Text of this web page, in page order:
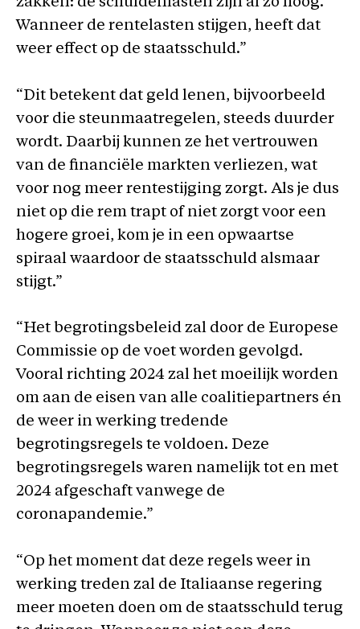
Wanneer de rentelasten stijgen, heeft dat
weer effect op de staatsschuld.”
“Dit betekent dat geld lenen, bijvoorbeeld
voor die steunmaatregelen, steeds duurder
wordt. Daarbij kunnen ze het vertrouwen
van de financiële markten verliezen, wat
voor nog meer rentestijging zorgt. Als je dus
niet op die rem trapt of niet zorgt voor een
hogere groei, kom je in een opwaartse
spiraal waardoor de staatsschuld alsmaar
stijgt.”
“Het begrotingsbeleid zal door de Europese
Commissie op de voet worden gevolgd.
Vooral richting 2024 zal het moeilijk worden
om aan de eisen van alle coalitiepartners én
de weer in werking tredende
begrotingsregels te voldoen. Deze
begrotingsregels waren namelijk tot en met
2024 afgeschaft vanwege de
coronapandemie.”
“Op het moment dat deze regels weer in
werking treden zal de Italiaanse regering
meer moeten doen om de staatsschuld terug